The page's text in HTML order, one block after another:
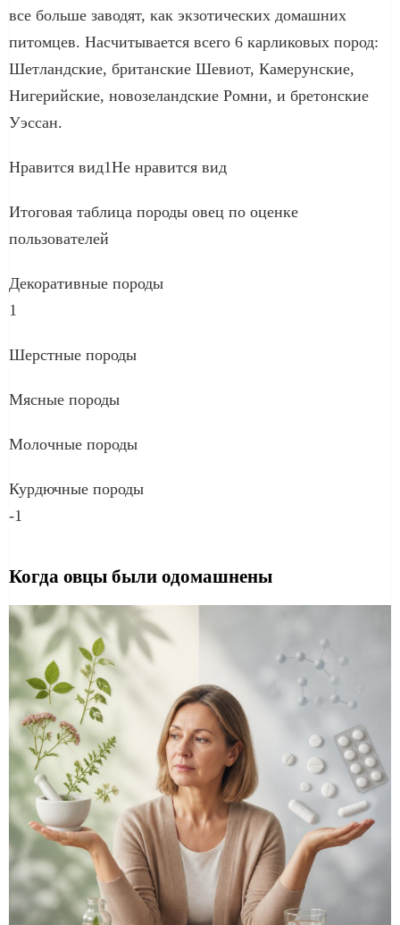
все больше заводят, как экзотических домашних
питомцев. Насчитывается всего 6 карликовых пород:
Шетландские, британские Шевиот, Камерунские,
Нигерийские, новозеландские Ромни, и бретонские
Уэссан.
Нравится вид1Не нравится вид
Итоговая таблица породы овец по оценке
пользователей
Декоративные породы
1
Шерстные породы
Мясные породы
Молочные породы
Курдючные породы
-1
Когда овцы были одомашнены